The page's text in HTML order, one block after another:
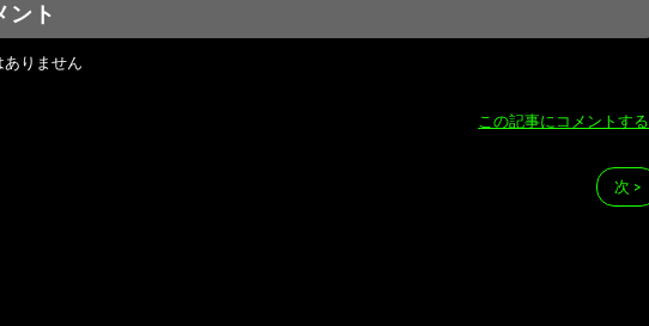
ント
りません
この記事にコメントする
次 >